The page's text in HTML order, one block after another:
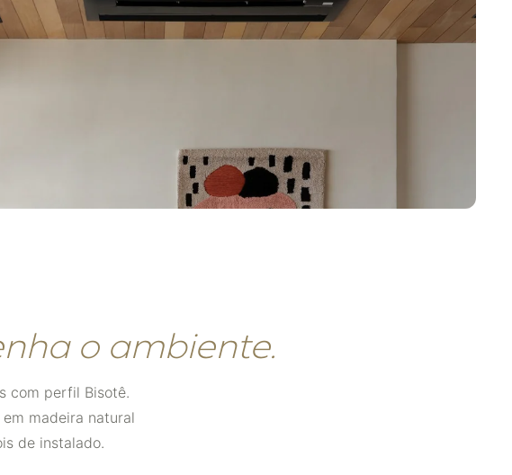
o ambiente.
com perfil Bisotê.
madeira natural
de instalado.